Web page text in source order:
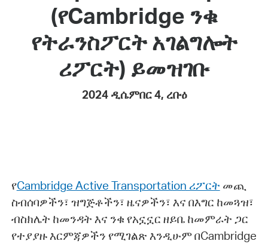
(የCambridge ንቁ
የትራንስፖርት አገልግሎት
ሪፖርት) ይመዝገቡ
2024 ዲሴምበር 4, ረቡዕ
የCambridge Active Transportation ሪፖርት መጪ
ስብሰባዎችን፣ ዝግጅቶችን፣ ዜናዎችን፣ እና በእግር ከመጓዝ፣
ብስክሌት ከመንዳት እና ንቁ የአኗኗር ዘይቤ ከመምራት ጋር
የተያያዙ እርምጃዎችን የሚገልጽ እንዲሁም በCambridge